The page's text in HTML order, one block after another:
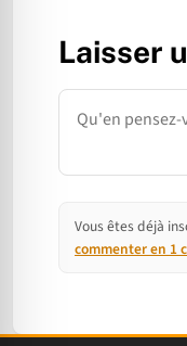
Laisser
Commentaire
Vous êtes déjà
commenter en 1